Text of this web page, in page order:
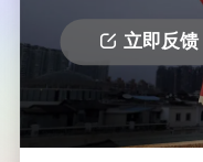
立即反馈